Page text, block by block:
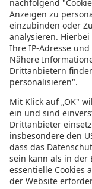
Impressum
Top 9
Urlaubsguru
Die 6
Küste
Urlaubsguru
Top